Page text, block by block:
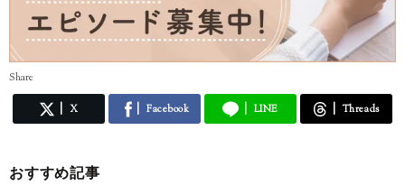
Share
X Facebook LINE Threads
おすすめ記事